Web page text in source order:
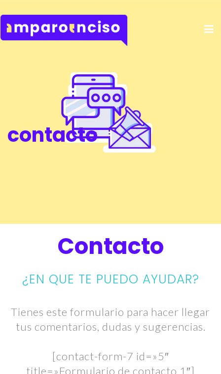
contacto
Contacto
¿EN QUE TE PUEDO AYUDAR?
Tienes este formulario para hacer llegar
tus comentarios, dudas y sugerencias.
[contact-form-7 id=»5″
title=»Formulario de contacto 1″]